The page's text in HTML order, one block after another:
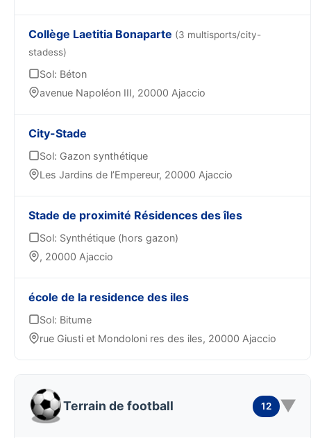
Collège Laetitia Bonaparte (3 multisports/city-
stadess)
Sol: Béton
avenue Napoléon III, 20000 Ajaccio
City-Stade
Sol: Gazon synthétique
Les Jardins de l’Empereur, 20000 Ajaccio
Stade de proximité Résidences des îles
Sol: Synthétique (hors gazon)
, 20000 Ajaccio
école de la residence des iles
Sol: Bitume
rue Giusti et Mondoloni res des iles, 20000 Ajaccio
Terrain de football 12 ▼